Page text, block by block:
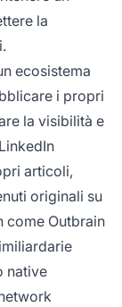
la
ecosistema
i propri
la visibilità e
articoli,
originali su
come Outbrain
native